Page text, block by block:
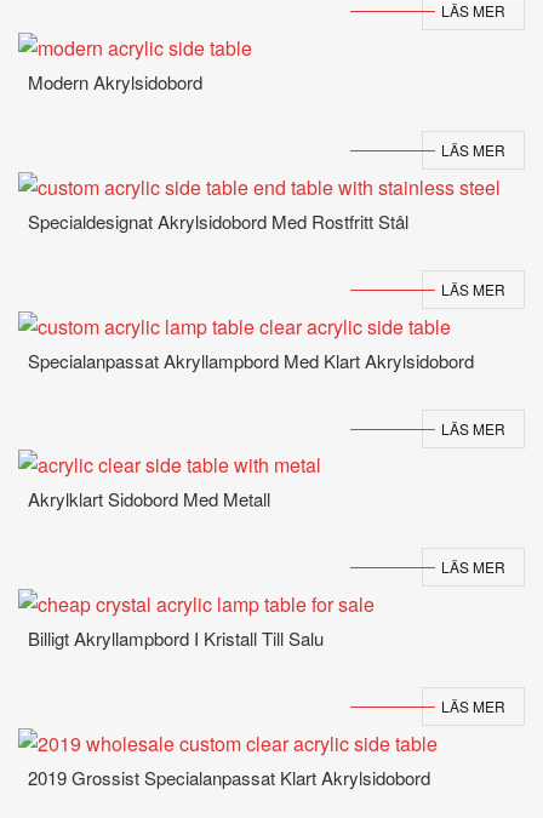
LÄS MER
Modern Akrylsidobord
LÄS MER
Specialdesignat Akrylsidobord Med Rostfritt Stål
LÄS MER
Specialanpassat Akryllampbord Med Klart Akrylsidobord
LÄS MER
Akrylklart Sidobord Med Metall
LÄS MER
Billigt Akryllampbord I Kristall Till Salu
LÄS MER
2019 Grossist Specialanpassat Klart Akrylsidobord